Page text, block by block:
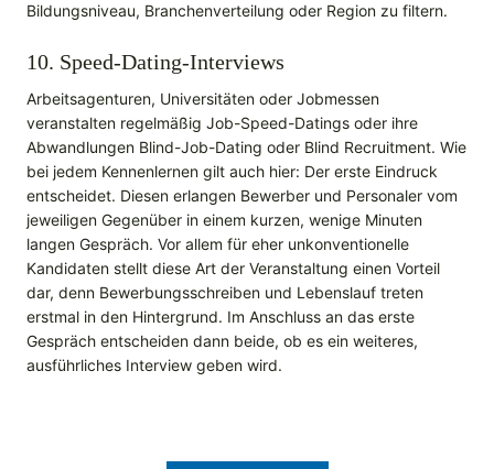
Bildungsniveau, Branchenverteilung oder Region zu filtern.
10. Speed-Dating-Interviews
Arbeitsagenturen, Universitäten oder Jobmessen
veranstalten regelmäßig Job-Speed-Datings oder ihre
Abwandlungen Blind-Job-Dating oder Blind Recruitment. Wie
bei jedem Kennenlernen gilt auch hier: Der erste Eindruck
entscheidet. Diesen erlangen Bewerber und Personaler vom
jeweiligen Gegenüber in einem kurzen, wenige Minuten
langen Gespräch. Vor allem für eher unkonventionelle
Kandidaten stellt diese Art der Veranstaltung einen Vorteil
dar, denn Bewerbungsschreiben und Lebenslauf treten
erstmal in den Hintergrund. Im Anschluss an das erste
Gespräch entscheiden dann beide, ob es ein weiteres,
ausführliches Interview geben wird.